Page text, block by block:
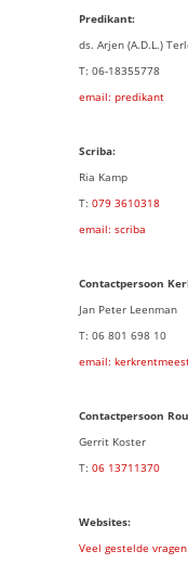
Predikant:
ds. Arjen (A.D.L.)
T: 06-18355778
email: predikant
Scriba:
Ria Kamp
T: 079 3610318
email: scriba
Contactpersoon
Jan Peter Leenman
T: 06 801 698 10
email:
Contactpersoon
Gerrit Koster
T: 06 13711370
Websites:
Veel gestelde vragen